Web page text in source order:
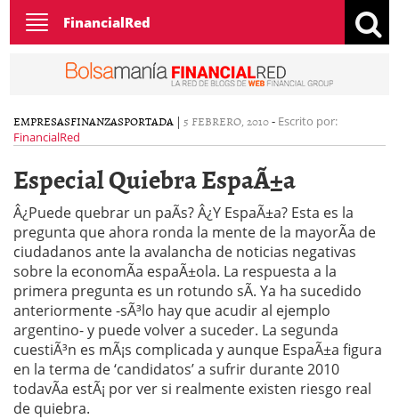
Toggle
navigation
FinancialRed
EMPRESASFINANZASPORTADA | 5 FEBRERO, 2010- Escrito por:
FinancialRed
Especial Quiebra EspaÃ±a
Â¿Puede quebrar un paÃ­s? Â¿Y EspaÃ±a? Esta es la
pregunta que ahora ronda la mente de la mayorÃ­a de
ciudadanos ante la avalancha de noticias negativas
sobre la economÃ­a espaÃ±ola. La respuesta a la
primera pregunta es un rotundo sÃ­. Ya ha sucedido
anteriormente -sÃ³lo hay que acudir al ejemplo
argentino- y puede volver a suceder. La segunda
cuestiÃ³n es mÃ¡s complicada y aunque EspaÃ±a figura
en la terma de ‘candidatos’ a sufrir durante 2010
todavÃ­a estÃ¡ por ver si realmente existen riesgo real
de quiebra.